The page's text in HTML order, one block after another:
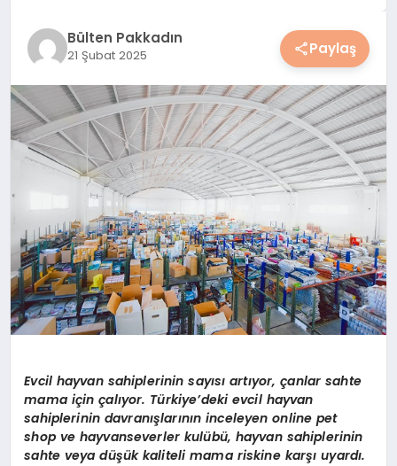
YAŞAM
YEMEK
KIMDIR?
HESAPLAMALAR
Bülten Pakkadın
21 Şubat 2025 Paylaş
Evcil hayvan sahiplerinin sayısı artıyor, çanlar sahte
mama için çalıyor. Türkiye’deki evcil hayvan
sahiplerinin davranışlarının inceleyen online pet
shop ve hayvanseverler kulübü, hayvan sahiplerinin
sahte veya düşük kaliteli mama riskine karşı uyardı.